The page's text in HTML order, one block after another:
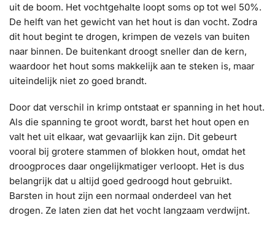
uit de boom. Het vochtgehalte loopt soms op tot wel 50%.
De helft van het gewicht van het hout is dan vocht. Zodra
dit hout begint te drogen, krimpen de vezels van buiten
naar binnen. De buitenkant droogt sneller dan de kern,
waardoor het hout soms makkelijk aan te steken is, maar
uiteindelijk niet zo goed brandt.
Door dat verschil in krimp ontstaat er spanning in het hout.
Als die spanning te groot wordt, barst het hout open en
valt het uit elkaar, wat gevaarlijk kan zijn. Dit gebeurt
vooral bij grotere stammen of blokken hout, omdat het
droogproces daar ongelijkmatiger verloopt. Het is dus
belangrijk dat u altijd goed gedroogd hout gebruikt.
Barsten in hout zijn een normaal onderdeel van het
drogen. Ze laten zien dat het vocht langzaam verdwijnt.